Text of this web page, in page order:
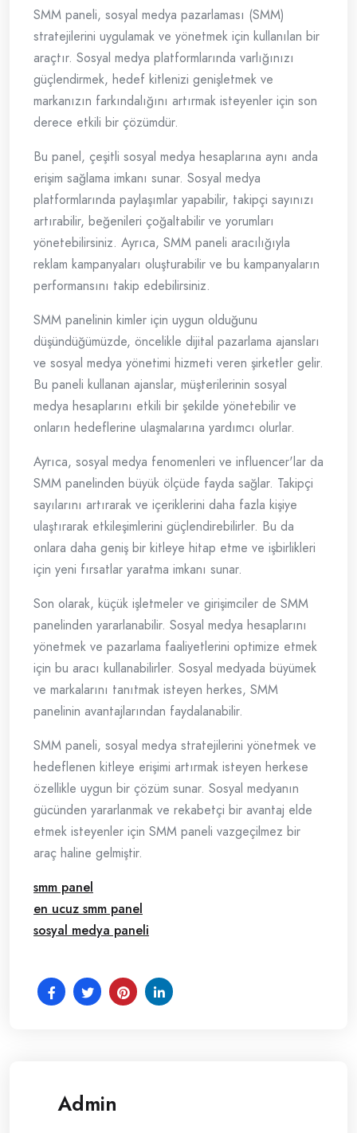
SMM paneli, sosyal medya pazarlaması (SMM)
stratejilerini uygulamak ve yönetmek için kullanılan bir
araçtır. Sosyal medya platformlarında varlığınızı
güçlendirmek, hedef kitlenizi genişletmek ve
markanızın farkındalığını artırmak isteyenler için son
derece etkili bir çözümdür.
Bu panel, çeşitli sosyal medya hesaplarına aynı anda
erişim sağlama imkanı sunar. Sosyal medya
platformlarında paylaşımlar yapabilir, takipçi sayınızı
artırabilir, beğenileri çoğaltabilir ve yorumları
yönetebilirsiniz. Ayrıca, SMM paneli aracılığıyla
reklam kampanyaları oluşturabilir ve bu kampanyaların
performansını takip edebilirsiniz.
SMM panelinin kimler için uygun olduğunu
düşündüğümüzde, öncelikle dijital pazarlama ajansları
ve sosyal medya yönetimi hizmeti veren şirketler gelir.
Bu paneli kullanan ajanslar, müşterilerinin sosyal
medya hesaplarını etkili bir şekilde yönetebilir ve
onların hedeflerine ulaşmalarına yardımcı olurlar.
Ayrıca, sosyal medya fenomenleri ve influencer'lar da
SMM panelinden büyük ölçüde fayda sağlar. Takipçi
sayılarını artırarak ve içeriklerini daha fazla kişiye
ulaştırarak etkileşimlerini güçlendirebilirler. Bu da
onlara daha geniş bir kitleye hitap etme ve işbirlikleri
için yeni fırsatlar yaratma imkanı sunar.
Son olarak, küçük işletmeler ve girişimciler de SMM
panelinden yararlanabilir. Sosyal medya hesaplarını
yönetmek ve pazarlama faaliyetlerini optimize etmek
için bu aracı kullanabilirler. Sosyal medyada büyümek
ve markalarını tanıtmak isteyen herkes, SMM
panelinin avantajlarından faydalanabilir.
SMM paneli, sosyal medya stratejilerini yönetmek ve
hedeflenen kitleye erişimi artırmak isteyen herkese
özellikle uygun bir çözüm sunar. Sosyal medyanın
gücünden yararlanmak ve rekabetçi bir avantaj elde
etmek isteyenler için SMM paneli vazgeçilmez bir
araç haline gelmiştir.
smm panel
en ucuz smm panel
sosyal medya paneli
Admin